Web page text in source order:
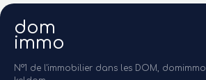
dom
immo
N°1 de l'immobilier dans les DOM,